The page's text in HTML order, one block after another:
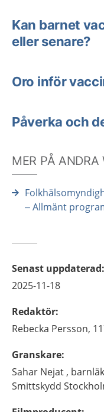
Kan barnet
eller senare?
Oro inför
Påverka och
MER PÅ ANDRA
– Allmänt
Senast uppdaterad:
2025-11-18
Redaktör:
Rebecka Persson,
Granskare:
Sahar Nejat ,
Smittskydd